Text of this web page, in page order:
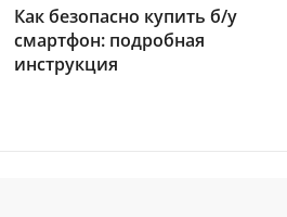
Как безопасно купить б/у
смартфон: подробная
инструкция